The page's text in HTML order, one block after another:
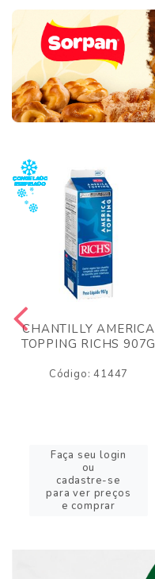
CHANTILLY AMERICA
TOPPING RICHS 907G
Código: 41447
Faça seu login
ou
cadastre-se
para ver preços
e comprar